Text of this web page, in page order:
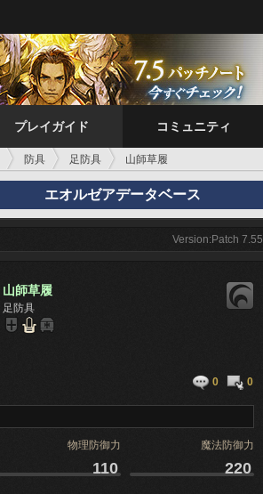
プレイガイド コミュニティ
防具 足防具 山師草履
エオルゼアデータベース
Version:Patch 7.55
山師草履
足防具
0 0
物理防御力 魔法防御力
110 220